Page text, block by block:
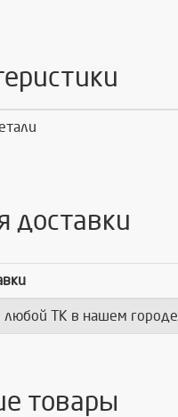
доставки
любой ТК в нашем городе
товары